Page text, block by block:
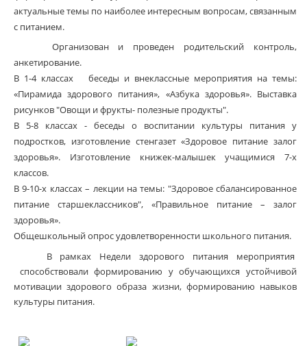
актуальные темы по наиболее интересным вопросам, связанным
с питанием.
Организован и проведен родительский контроль,
анкетирование.
В 1-4 классах беседы и внеклассные мероприятия на темы:
«Пирамида здорового питания», «Азбука здоровья». Выставка
рисунков "Овощи и фрукты- полезные продукты".
В 5-8 классах - беседы о воспитании культуры питания у
подростков, изготовление стенгазет «Здоровое питание залог
здоровья». Изготовление книжек-малышек учащимися 7-х
классов.
В 9-10-х классах – лекции на темы: "Здоровое сбалансированное
питание старшеклассников", «Правильное питание – залог
здоровья».
Общешкольный опрос удовлетворенности школьного питания.
В рамках Недели здорового питания мероприятия
способствовали формированию у обучающихся устойчивой
мотивации здорового образа жизни, формированию навыков
культуры питания.